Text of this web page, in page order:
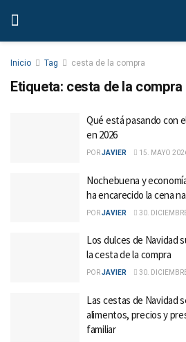
Inicio Tag cesta de la compra
Etiqueta: cesta de la compra
Qué está pasando con
en 2026
PORJAVIER 15. MAYO
Nochebuena y
ha encarecido la cena
PORJAVIER 30.
Los dulces de Navidad
la cesta de la compra
PORJAVIER 30.
Las cestas de Navidad
alimentos, precios y
familiar